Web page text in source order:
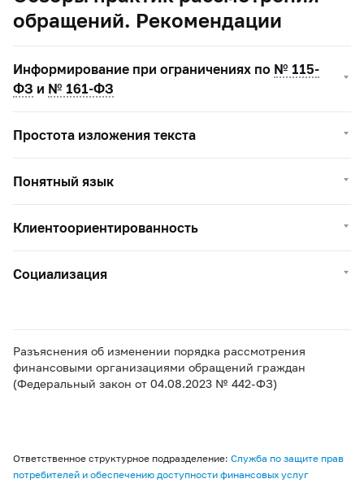
обращений. Рекомендации
Информирование при ограничениях по № 115-
ФЗ и № 161-ФЗ
Простота изложения текста
Понятный язык
Клиентоориентированность
Социализация
Разъяснения об изменении порядка рассмотрения
финансовыми организациями обращений граждан
(Федеральный закон от 04.08.2023 № 442-ФЗ)
Ответственное структурное подразделение: Служба по защите прав
потребителей и обеспечению доступности финансовых услуг